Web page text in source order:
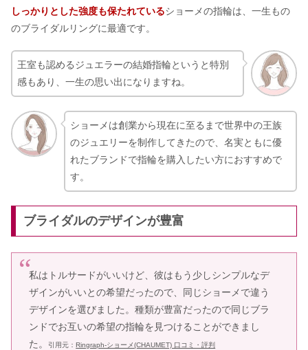
しっかりとした強度も保たれているショーメの指輪は、一生もの
のブライダルリングに最適です。
王室も認めるジュエラーの結婚指輪というと特別
感もあり、一生の思い出になりますね。
ショーメは創業から現在に至るまで世界中の王族
のジュエリーを制作してきたので、名実ともに優
れたブランドで指輪を購入したい方におすすめで
す。
ブライダルのデザインが豊富
私はトルサードがいいけど、彼はもう少しシンプルなデ
ザインがいいとの希望だったので、同じショーメで違う
デザインを選びました。種類が豊富だったので同じブラ
ンドでお互いの希望の指輪を見つけることができまし
た。
引用元：Ringraph-ショーメ(CHAUMET) 口コミ・評判